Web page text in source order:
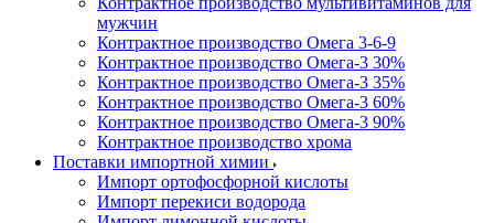
мужчин
Контрактное производство Омега 3-6-9
Контрактное производство Омега-3 30%
Контрактное производство Омега-3 35%
Контрактное производство Омега-3 60%
Контрактное производство Омега-3 90%
Контрактное производство хрома
Поставки импортной химии
Импорт ортофосфорной кислоты
Импорт перекиси водорода